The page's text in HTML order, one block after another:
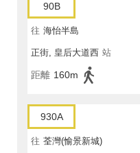
90B
往 海怡半島
正街, 皇后大道西 站
距離 160m
930A
往 荃灣(愉景新城)